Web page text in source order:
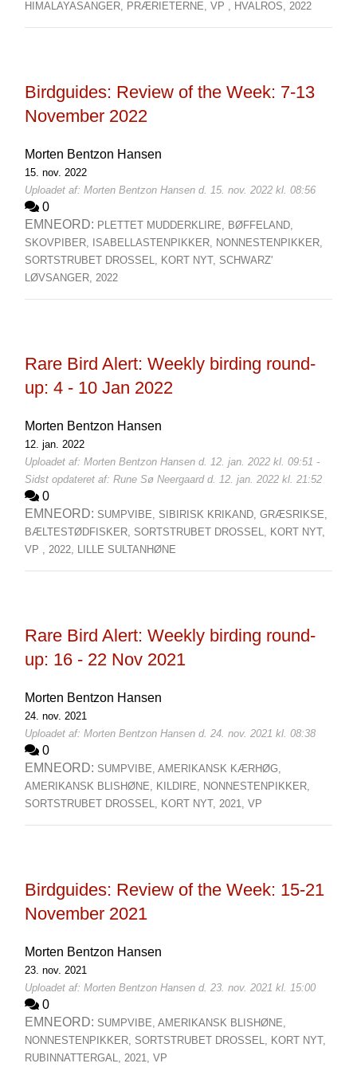
HIMALAYASANGER, PRÆRIETERNE, VP , HVALROS, 2022
Birdguides: Review of the Week: 7-13
November 2022
Morten Bentzon Hansen
15. nov. 2022
Uploadet af: Morten Bentzon Hansen d. 15. nov. 2022 kl. 08:56
0
EMNEORD: PLETTET MUDDERKLIRE, BØFFELAND,
SKOVPIBER,
ISABELLASTENPIKKER, NONNESTENPIKKER,
SORTSTRUBET DROSSEL, KORT NYT, SCHWARZ'
LØVSANGER, 2022
Rare Bird Alert: Weekly birding round-
up: 4 - 10 Jan 2022
Morten Bentzon Hansen
12. jan. 2022
Uploadet af: Morten Bentzon Hansen d. 12. jan. 2022 kl. 09:51 -
Sidst opdateret af: Rune Sø Neergaard d. 12. jan. 2022 kl. 21:52
0
EMNEORD: SUMPVIBE, SIBIRISK KRIKAND, GRÆSRIKSE,
BÆLTESTØDFISKER, SORTSTRUBET DROSSEL, KORT NYT,
VP , 2022, LILLE SULTANHØNE
Rare Bird Alert: Weekly birding round-
up: 16 - 22 Nov 2021
Morten Bentzon Hansen
24. nov. 2021
Uploadet af: Morten Bentzon Hansen d. 24. nov. 2021 kl. 08:38
0
EMNEORD: SUMPVIBE, AMERIKANSK KÆRHØG,
AMERIKANSK BLISHØNE, KILDIRE, NONNESTENPIKKER,
SORTSTRUBET DROSSEL, KORT NYT, 2021, VP
Birdguides: Review of the Week: 15-21
November 2021
Morten Bentzon Hansen
23. nov. 2021
Uploadet af: Morten Bentzon Hansen d. 23. nov. 2021 kl. 15:00
0
EMNEORD: SUMPVIBE, AMERIKANSK BLISHØNE,
NONNESTENPIKKER, SORTSTRUBET DROSSEL, KORT NYT,
RUBINNATTERGAL, 2021, VP